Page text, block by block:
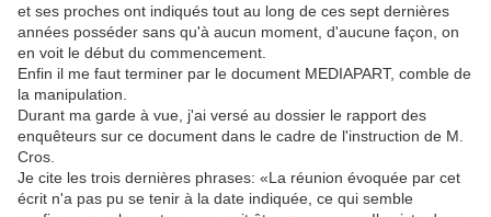
et ses proches ont indiqués tout au long de ces sept dernières
années posséder sans qu'à aucun moment, d'aucune façon, on
en voit le début du commencement.
Enfin il me faut terminer par le document MEDIAPART, comble de
la manipulation.
Durant ma garde à vue, j'ai versé au dossier le rapport des
enquêteurs sur ce document dans le cadre de l'instruction de M.
Cros.
Je cite les trois dernières phrases: «La réunion évoquée par cet
écrit n'a pas pu se tenir à la date indiquée, ce qui semble